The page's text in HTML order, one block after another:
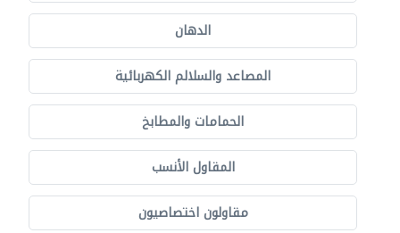
الدهان
المصاعد والسلالم الكهربائية
الحمامات والمطابخ
المقاول الأنسب
مقاولون اختصاصيون